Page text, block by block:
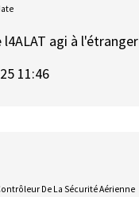
l4ALAT agi à l'étranger
11:46
De La Sécurité Aérienne